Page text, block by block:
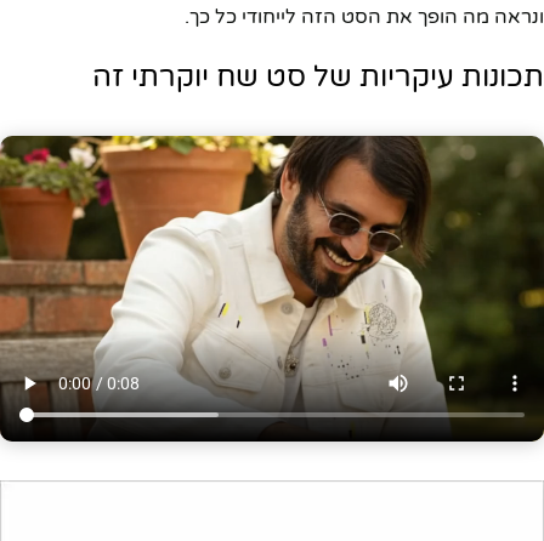
ונראה מה הופך את הסט הזה לייחודי כל כך.
תכונות עיקריות של סט שח יוקרתי זה